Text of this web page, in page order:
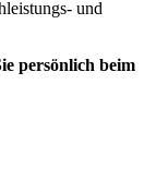
und
persönlich beim